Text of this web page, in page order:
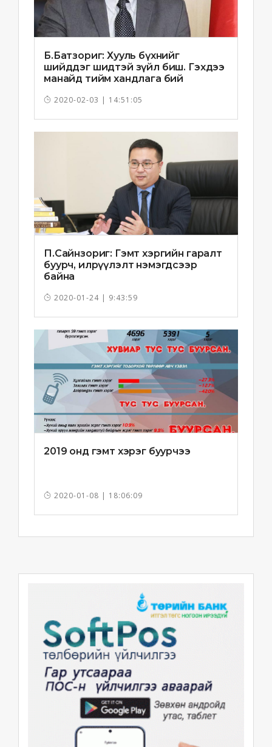
Б.Батзориг: Хууль бүхнийг
шийддэг шидтэй зүйл биш. Гэхдээ
манайд тийм хандлага бий
2020-02-03 | 14:51:05
П.Сайнзориг: Гэмт хэргийн гаралт
буурч, илрүүлэлт нэмэгдсээр
байна
2020-01-24 | 9:43:59
2019 онд гэмт хэрэг буурчээ
2020-01-08 | 18:06:09